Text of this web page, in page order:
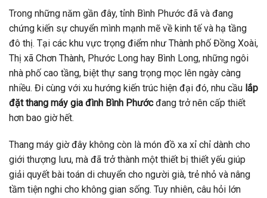
Trong những năm gần đây, tỉnh Bình Phước đã và đang
chứng kiến sự chuyển mình mạnh mẽ về kinh tế và hạ tầng
đô thị. Tại các khu vực trọng điểm như Thành phố Đồng Xoài,
Thị xã Chơn Thành, Phước Long hay Bình Long, những ngôi
nhà phố cao tầng, biệt thự sang trọng mọc lên ngày càng
nhiều. Đi cùng với xu hướng kiến trúc hiện đại đó, nhu cầu lắp
đặt thang máy gia đình Bình Phướcđang trở nên cấp thiết
hơn bao giờ hết.
Thang máy giờ đây không còn là món đồ xa xỉ chỉ dành cho
giới thượng lưu, mà đã trở thành một thiết bị thiết yếu giúp
giải quyết bài toán di chuyển cho người già, trẻ nhỏ và nâng
tầm tiện nghi cho không gian sống. Tuy nhiên, câu hỏi lớn